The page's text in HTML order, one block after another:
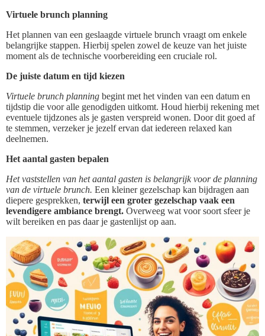
Virtuele brunch planning
Het plannen van een geslaagde virtuele brunch vraagt om enkele
belangrijke stappen. Hierbij spelen zowel de keuze van het juiste
moment als de technische voorbereiding een cruciale rol.
De juiste datum en tijd kiezen
Virtuele brunch planning begint met het vinden van een datum en
tijdstip die voor alle genodigden uitkomt. Houd hierbij rekening met
eventuele tijdzones als je gasten verspreid wonen. Door dit goed af
te stemmen, verzeker je jezelf ervan dat iedereen relaxed kan
deelnemen.
Het aantal gasten bepalen
Het vaststellen van het aantal gasten is belangrijk voor de planning
van de virtuele brunch. Een kleiner gezelschap kan bijdragen aan
diepere gesprekken, terwijl een groter gezelschap vaak een
levendigere ambiance brengt. Overweeg wat voor soort sfeer je
wilt bereiken en pas daar je gastenlijst op aan.